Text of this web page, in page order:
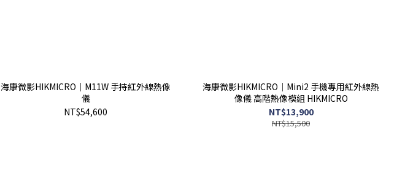
海康微影HIKMICRO｜M11W 手持紅外線熱像
儀
NT$54,600
海康微影HIKMICRO｜Mini2 手機專用紅外線熱
像儀 高階熱像模組 HIKMICRO
NT$13,900
NT$15,500